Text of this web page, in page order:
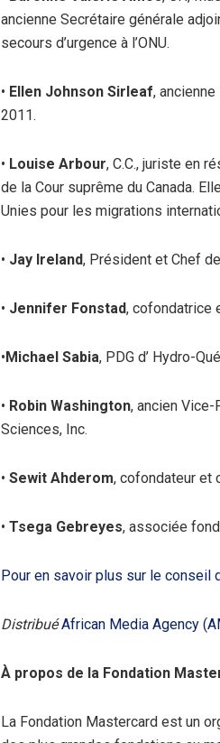
ancienne Secrétaire générale
secours d’urgence à l’ONU.
• Ellen Johnson Sirleaf,
2011.
• Louise Arbour, C.C., juriste en
de la Cour suprême du Canada.
Unies pour les migrations
• Jay Ireland, Président et Chef
• Jennifer Fonstad, cofondatrice
•Michael Sabia, PDG d’ Hydro-
• Robin Washington, ancien
Sciences, Inc.
• Sewit Ahderom, cofondateur et
• Tsega Gebreyes, associée
Pour en savoir plus sur le conseil
DistribuéAfrican Media Agency
À propos de la Fondation
La Fondation Mastercard est un